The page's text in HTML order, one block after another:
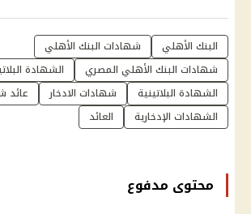
البنك الأهلي
شهادات البنك الأهلي
شهادات البنك الأهلي المصري
الشهادة
الشهادة البلاتينية
شهادات الادخار
عائد
الشهادات الإدخارية
العائد
محتوى مدفوع